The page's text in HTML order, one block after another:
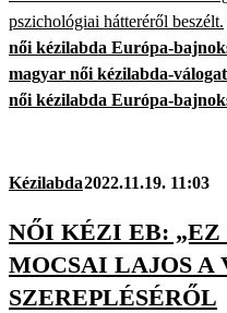
pszichológiai hátteréről beszélt.
női kézilabda Európa-
magyar női kézilabda-
női kézilabda Európa-
Kézilabda2022.11.19. 11:03
NŐI KÉZI EB: „EZ
MOCSAI LAJOS A
SZEREPLÉSÉRŐL